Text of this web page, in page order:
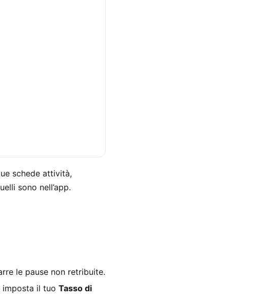
schede attività,
sono nell’app.
le pause non retribuite.
imposta il tuoTasso di